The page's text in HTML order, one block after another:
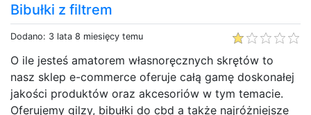
Bibułki z filtrem
Dodano: 3 lata 8 miesięcy temu
O ile jesteś amatorem własnoręcznych skrętów to
nasz sklep e-commerce oferuje całą gamę doskonałej
jakości produktów oraz akcesoriów w tym temacie.
Oferujemy gilzy, bibułki do cbd a także najróżniejsze